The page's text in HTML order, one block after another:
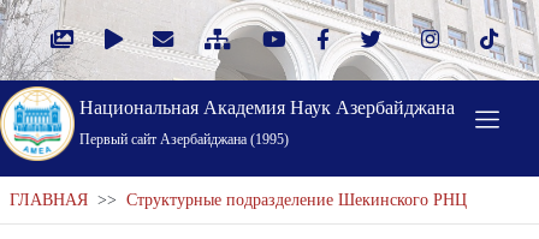
Национальная Академия Наук Азербайджана
Первый cайт Азербайджана (1995)
ГЛАВНАЯ >> Структурные подразделение Шекинского РНЦ